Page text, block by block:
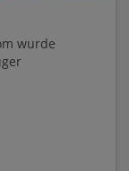
wurde